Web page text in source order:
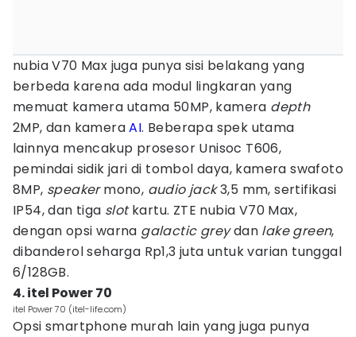
nubia V70 Max juga punya sisi belakang yang
berbeda karena ada modul lingkaran yang
memuat kamera utama 50MP, kamera depth
2MP, dan kameraAI. Beberapa spek utama
lainnya mencakup prosesor Unisoc T606,
pemindai sidik jari di tombol daya, kamera swafoto
8MP, speakermono, audio jack3,5 mm, sertifikasi
IP54, dan tiga slotkartu. ZTE nubia V70 Max,
dengan opsi warna galactic greydan lake green,
dibanderol seharga Rp1,3 juta untuk varian tunggal
6/128GB.
4. itel Power 70
itel Power 70 (itel-life.com)
Opsi smartphone murah lain yang juga punya